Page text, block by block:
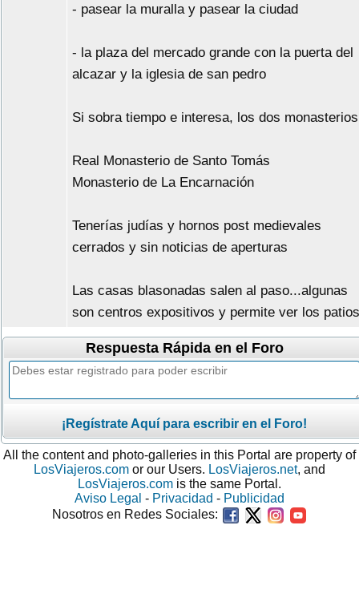
- pasear la muralla y pasear la ciudad
- la plaza del mercado grande con la puerta del
alcazar y la iglesia de san pedro
Si sobra tiempo e interesa, los dos monasterios
Real Monasterio de Santo Tomás
Monasterio de La Encarnación
Tenerías judías y hornos post medievales
cerrados y sin noticias de aperturas
Las casas blasonadas salen al paso...algunas
son centros expositivos y permite ver los patios
Respuesta Rápida en el Foro
¡Regístrate Aquí para escribir en el Foro!
All the content and photo-galleries in this Portal are property of
LosViajeros.com or our Users. LosViajeros.net, and
LosViajeros.com is the same Portal.
Aviso Legal - Privacidad - Publicidad
Nosotros en Redes Sociales: